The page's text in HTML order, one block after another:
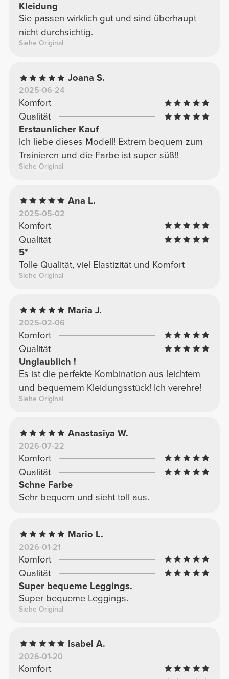
Kleidung
Sie passen wirklich gut und sind überhaupt
nicht durchsichtig.
Siehe Original
Joana S.
2025-06-24
Komfort
Qualität
Erstaunlicher Kauf
Ich liebe dieses Modell! Extrem bequem zum
Trainieren und die Farbe ist super süß!!
Siehe Original
Ana L.
2025-05-02
Komfort
Qualität
5*
Tolle Qualität, viel Elastizität und Komfort
Siehe Original
Maria J.
2025-02-06
Komfort
Qualität
Unglaublich !
Es ist die perfekte Kombination aus leichtem
und bequemem Kleidungsstück! Ich verehre!
Siehe Original
Anastasiya W.
2026-07-22
Komfort
Qualität
Schne Farbe
Sehr bequem und sieht toll aus.
Mario L.
2026-01-21
Komfort
Qualität
Super bequeme Leggings.
Super bequeme Leggings.
Siehe Original
Isabel A.
2026-01-20
Komfort